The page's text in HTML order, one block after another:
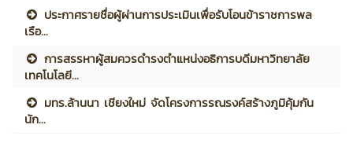
ประกาศรายชื่อผู้ผ่านการประเมินเพื่อรับโอนข้าราชการพล
เรือ...
การสรรหาผู้สมควรดำรงตำแหน่งอธิการบดีมหาวิทยาลัย
เทคโนโลยี...
มทร.ล้านนา เชียงใหม่ จัดโครงการรณรงค์สร้างภูมิคุ้มกัน
นัก...